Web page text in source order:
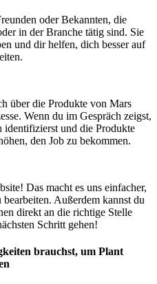
oder Bekannten, die
in der Branche tätig sind. Sie
und dir helfen, dich besser auf
über die Produkte von Mars
Wenn du im Gespräch zeigst,
identifizierst und die Produkte
den Job zu bekommen.
Das macht es uns einfacher,
Außerdem kannst du
direkt an die richtige Stelle
Schritt gehen!
brauchst, um Plant